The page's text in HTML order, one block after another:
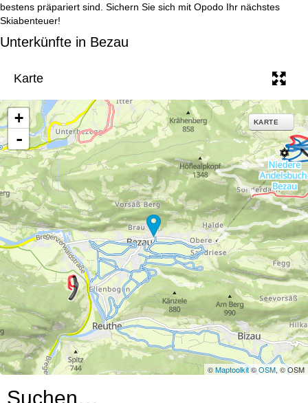
e
bestens präpariert sind. Sichern Sie sich mit Opodo Ihr nächstes
Skiabenteuer!
Unterkünfte in Bezau
Karte
+
-
KARTE
©Maptoolkit©OSM, © OSM
Suchen…